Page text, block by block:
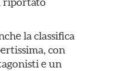
la classifica
con
e un